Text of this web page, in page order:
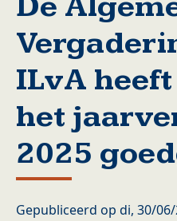
ILvA
het
2025
Gepubliceerd op di, 30/